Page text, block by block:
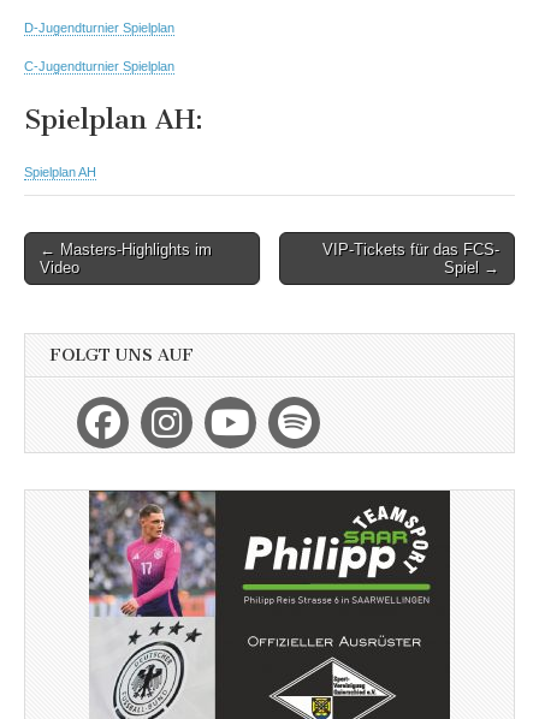
D-Jugendturnier Spielplan
C-Jugendturnier Spielplan
Spielplan AH:
Spielplan AH
Post
navigation
← Masters-Highlights im
Video
VIP-Tickets für das FCS-
Spiel →
FOLGT UNS AUF